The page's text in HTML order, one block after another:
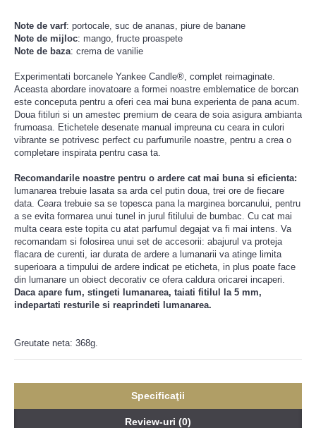
Note de varf: portocale, suc de ananas, piure de banane
Note de mijloc: mango, fructe proaspete
Note de baza: crema de vanilie
Experimentati borcanele Yankee Candle®, complet reimaginate.
Aceasta abordare inovatoare a formei noastre emblematice de borcan
este conceputa pentru a oferi cea mai buna experienta de pana acum.
Doua fitiluri si un amestec premium de ceara de soia asigura ambianta
frumoasa. Etichetele desenate manual impreuna cu ceara in culori
vibrante se potrivesc perfect cu parfumurile noastre, pentru a crea o
completare inspirata pentru casa ta.
Recomandarile noastre pentru o ardere cat mai buna si eficienta:
lumanarea trebuie lasata sa arda cel putin doua, trei ore de fiecare
data. Ceara trebuie sa se topesca pana la marginea borcanului, pentru
a se evita formarea unui tunel in jurul fitilului de bumbac. Cu cat mai
multa ceara este topita cu atat parfumul degajat va fi mai intens. Va
recomandam si folosirea unui set de accesorii: abajurul va proteja
flacara de curenti, iar durata de ardere a lumanarii va atinge limita
superioara a timpului de ardere indicat pe eticheta, in plus poate face
din lumanare un obiect decorativ ce ofera caldura oricarei incaperi.
Daca apare fum, stingeti lumanarea, taiati fitilul la 5 mm,
indepartati resturile si reaprindeti lumanarea.
Greutate neta: 368g.
Specificaţii
Review-uri (0)